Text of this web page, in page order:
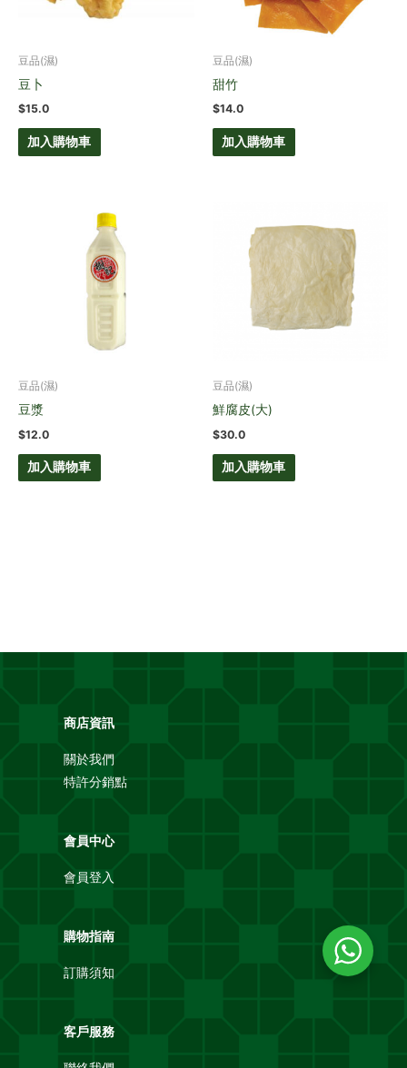
豆品(濕)
豆卜
$15.0
加入購物車
豆品(濕)
甜竹
$14.0
加入購物車
豆品(濕)
豆漿
$12.0
加入購物車
豆品(濕)
鮮腐皮(大)
$30.0
加入購物車
商店資訊
關於我們
特許分銷點
會員中心
會員登入
購物指南
訂購須知
客戶服務